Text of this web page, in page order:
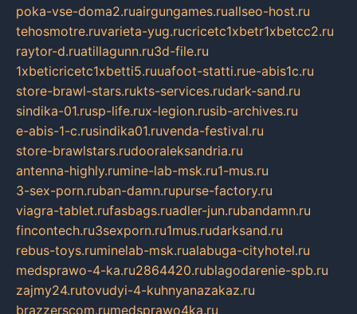
poka-vse-doma2.ruairgungames.ruallseo-host.ru
tehosmotre.ruvarieta-yug.rucricetc1xbetr1xbetcc2.ru
raytor-d.ruatillagunn.ru3d-file.ru
1xbeticricetc1xbetti5.ruuafoot-statti.rue-abis1c.ru
store-brawl-stars.rukts-services.rudark-sand.ru
sindika-01.rusp-life.rux-legion.rusib-archives.ru
e-abis-1-c.rusindika01.ruvenda-festival.ru
store-brawlstars.rudooraleksandria.ru
antenna-highly.rumine-lab-msk.ru1-mus.ru
3-sex-porn.ruban-damn.rupurse-factory.ru
viagra-tablet.rufasbags.ruadler-jun.rubandamn.ru
fincontech.ru3sexporn.ru1mus.rudarksand.ru
rebus-toys.ruminelab-msk.rualabuga-cityhotel.ru
medsprawo-4-ka.ru2864420.rublagodarenie-spb.ru
zajmy24.rutovudyi-4-kuhnyanazakaz.ru
brazzerscom.rumedsprawo4ka.ru